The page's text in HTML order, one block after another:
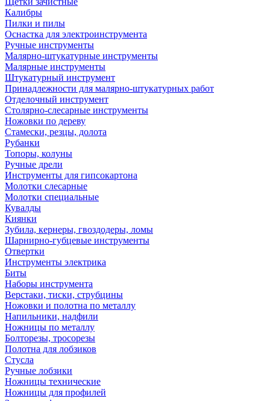
Калибры
Пилки и пилы
Оснастка для электроинструмента
Ручные инструменты
Малярно-штукатурные инструменты
Малярные инструменты
Штукатурный инструмент
Принадлежности для малярно-штукатурных работ
Отделочный инструмент
Столярно-слесарные инструменты
Ножовки по дереву
Стамески, резцы, долота
Рубанки
Топоры, колуны
Ручные дрели
Инструменты для гипсокартона
Молотки слесарные
Молотки специальные
Кувалды
Киянки
Зубила, кернеры, гвоздодеры, ломы
Шарнирно-губцевые инструменты
Отвертки
Инструменты электрика
Биты
Наборы инструмента
Верстаки, тиски, струбцины
Ножовки и полотна по металлу
Напильники, надфили
Ножницы по металлу
Болторезы, тросорезы
Полотна для лобзиков
Стусла
Ручные лобзики
Ножницы технические
Ножницы для профилей